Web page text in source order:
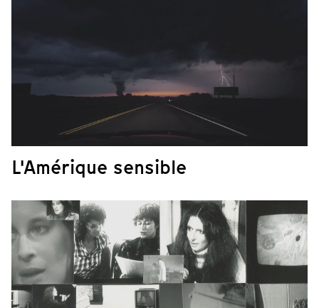
L'Amérique sensible